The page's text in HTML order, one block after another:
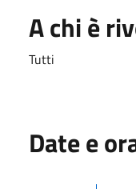
A chi è
Tutti
Date e